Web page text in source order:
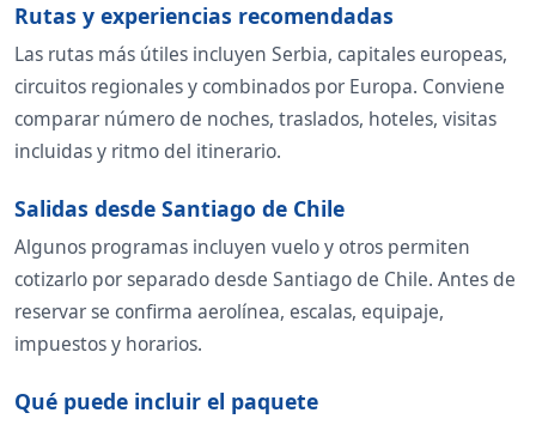
Rutas y experiencias recomendadas
Las rutas más útiles incluyen Serbia, capitales europeas,
circuitos regionales y combinados por Europa. Conviene
comparar número de noches, traslados, hoteles, visitas
incluidas y ritmo del itinerario.
Salidas desde Santiago de Chile
Algunos programas incluyen vuelo y otros permiten
cotizarlo por separado desde Santiago de Chile. Antes de
reservar se confirma aerolínea, escalas, equipaje,
impuestos y horarios.
Qué puede incluir el paquete